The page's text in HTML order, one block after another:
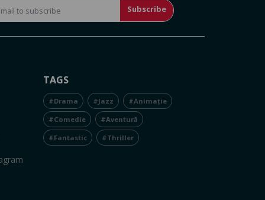
Subscribe
TAGS
#Drama #Jazz #Animație
#Comedie #Aventură
#Fantastic #Thriller